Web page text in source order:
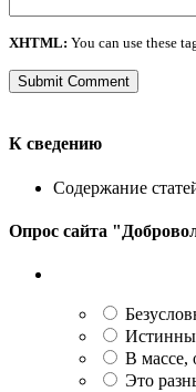
XHTML: You can use these
К сведению
Содержание
Опрос сайта
В массе,
Это